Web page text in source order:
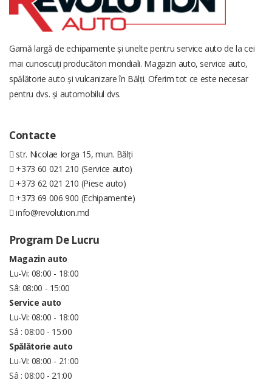
Gamă largă de echipamente și unelte pentru service auto de la cei
mai cunoscuți producători mondiali. Magazin auto, service auto,
spălătorie auto și vulcanizare în Bălți. Oferim tot ce este necesar
pentru dvs. și automobilul dvs.
Contacte
str. Nicolae Iorga 15, mun. Bălți
+373 60 021 210 (Service auto)
+373 62 021 210 (Piese auto)
+373 69 006 900 (Echipamente)
info@revolution.md
Program De Lucru
Magazin auto
Lu-Vi: 08:00 - 18:00
Sâ: 08:00 - 15:00
Service auto
Lu-Vi: 08:00 - 18:00
Sâ : 08:00 - 15:00
Spălătorie auto
Lu-Vi: 08:00 - 21:00
Sâ : 08:00 - 21:00